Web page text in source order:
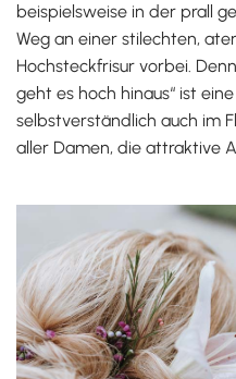
beispielsweise in der prall
Weg an einer stilechten,
Hochsteckfrisur vorbei.
geht es hoch hinaus“ ist
selbstverständlich auch im
aller Damen, die attraktive